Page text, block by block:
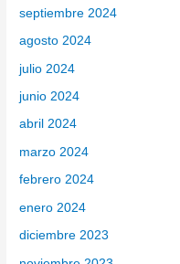
septiembre 2024
agosto 2024
julio 2024
junio 2024
abril 2024
marzo 2024
febrero 2024
enero 2024
diciembre 2023